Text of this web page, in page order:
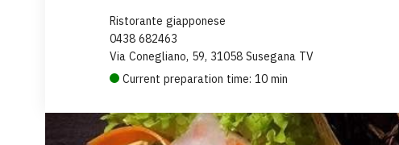
Ristorante giapponese
0438 682463
Via Conegliano, 59, 31058 Susegana TV
Current preparation time: 10 min